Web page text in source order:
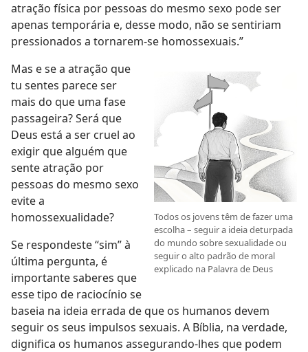
atração física por pessoas do mesmo sexo pode ser
apenas temporária e, desse modo, não se sentiriam
pressionados a tornarem-se homossexuais.”
Todos os jovens têm de fazer uma
escolha – seguir a ideia deturpada
do mundo sobre sexualidade ou
seguir o alto padrão de moral
explicado na Palavra de Deus
Mas e se a atração que
tu sentes parece ser
mais do que uma fase
passageira? Será que
Deus está a ser cruel ao
exigir que alguém que
sente atração por
pessoas do mesmo sexo
evite a
homossexualidade?
Se respondeste “sim” à
última pergunta, é
importante saberes que
esse tipo de raciocínio se
baseia na ideia errada de que os humanos devem
seguir os seus impulsos sexuais. A Bíblia, na verdade,
dignifica os humanos assegurando-​lhes que podem